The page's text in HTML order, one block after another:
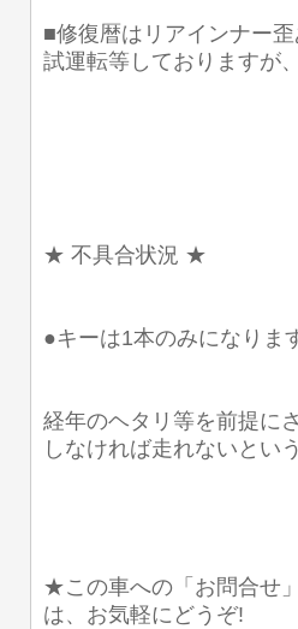
■修復暦はリアインナー
試運転等しておりますが
★ 不具合状況 ★
●キーは1本のみになりま
経年のヘタリ等を前提に
しなければ走れないとい
★この車への「お問合せ
は、お気軽にどうぞ!